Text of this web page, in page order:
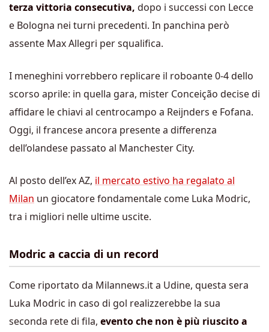
terza vittoria consecutiva, dopo i successi con Lecce
e Bologna nei turni precedenti. In panchina però
assente Max Allegri per squalifica.
I meneghini vorrebbero replicare il roboante 0-4 dello
scorso aprile: in quella gara, mister Conceição decise di
affidare le chiavi al centrocampo a Reijnders e Fofana.
Oggi, il francese ancora presente a differenza
dell’olandese passato al Manchester City.
Al posto dell’ex AZ, il mercato estivo ha regalato al
Milan un giocatore fondamentale come Luka Modric,
tra i migliori nelle ultime uscite.
Modric a caccia di un record
Come riportato da Milannews.it a Udine, questa sera
Luka Modric in caso di gol realizzerebbe la sua
seconda rete di fila, evento che non è più riuscito a